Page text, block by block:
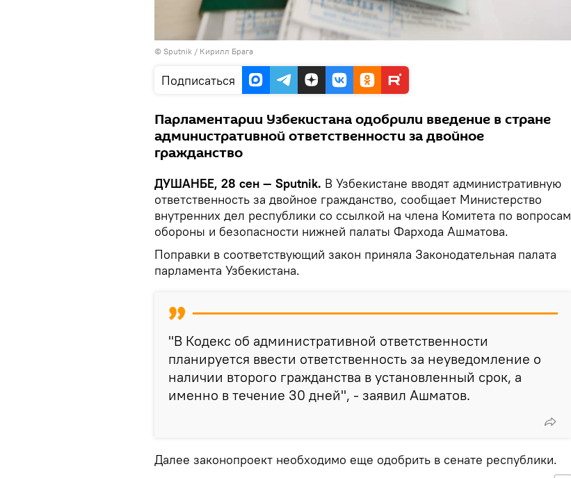
© Sputnik / Кирилл Брага
Подписаться
Парламентарии Узбекистана одобрили введение в стране
административной ответственности за двойное
гражданство
ДУШАНБЕ, 28 сен — Sputnik. В Узбекистане вводят административную
ответственность за двойное гражданство, сообщает Министерство
внутренних дел республики со ссылкой на члена Комитета по вопросам
обороны и безопасности нижней палаты Фархода Ашматова.
Поправки в соответствующий закон приняла Законодательная палата
парламента Узбекистана.
"В Кодекс об административной ответственности
планируется ввести ответственность за неуведомление о
наличии второго гражданства в установленный срок, а
именно в течение 30 дней", - заявил Ашматов.
Далее законопроект необходимо еще одобрить в сенате республики.